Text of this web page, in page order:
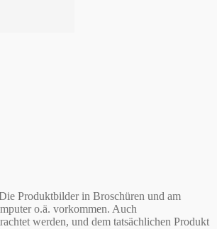
Produktbilder in Broschüren und am
o.ä. vorkommen. Auch
werden, und dem tatsächlichen Produkt